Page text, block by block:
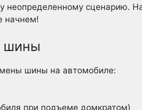
неопределенному сценарию.
начнем!
шины
шины на автомобиле:
при подъеме домкратом)